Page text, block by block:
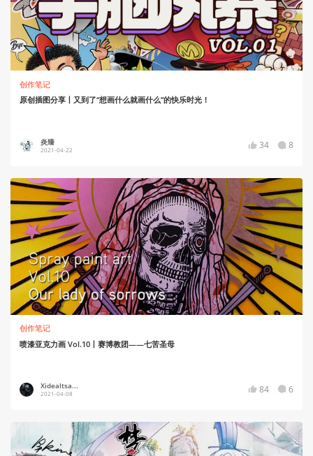
创作笔记
原创插图分享丨又到了“想画什么就画什么”的快乐时光！
炎臻
2021-04-22 34 8
创作笔记
喷漆亚克力画 Vol.10丨赛博教团——七苦圣母
Xidealtsa...
2021-04-08 84 6